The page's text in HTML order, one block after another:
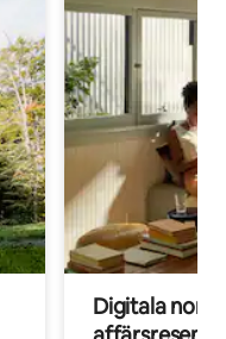
Digitala